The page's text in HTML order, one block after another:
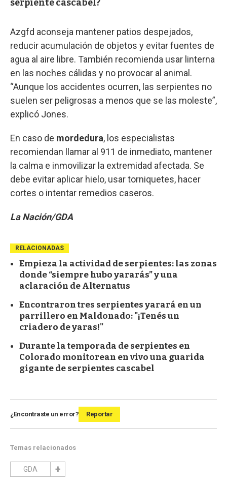
serpiente cascabel?
Azgfd aconseja mantener patios despejados,
reducir acumulación de objetos y evitar fuentes de
agua al aire libre. También recomienda usar linterna
en las noches cálidas y no provocar al animal.
“Aunque los accidentes ocurren, las serpientes no
suelen ser peligrosas a menos que se las moleste”,
explicó Jones.
En caso de mordedura, los especialistas
recomiendan llamar al 911 de inmediato, mantener
la calma e inmovilizar la extremidad afectada. Se
debe evitar aplicar hielo, usar torniquetes, hacer
cortes o intentar remedios caseros.
La Nación/GDA
RELACIONADAS
Empieza la actividad de serpientes: las zonas
donde “siempre hubo yararás” y una
aclaración de Alternatus
Encontraron tres serpientes yarará en un
parrillero en Maldonado: "¡Tenés un
criadero de yaras!"
Durante la temporada de serpientes en
Colorado monitorean en vivo una guarida
gigante de serpientes cascabel
¿Encontraste un error? Reportar
Temas relacionados
GDA